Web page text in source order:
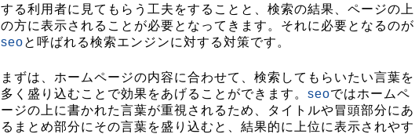
する利用者に見てもらう工夫をすることと、検索の結果、ページの上
の方に表示されることが必要となってきます。それに必要となるのが
seoと呼ばれる検索エンジンに対する対策です。
まずは、ホームページの内容に合わせて、検索してもらいたい言葉を
多く盛り込むことで効果をあげることができます。 seoではホームペ
ージの上に書かれた言葉が重視されるため、タイトルや冒頭部分にあ
るまとめ部分にその言葉を盛り込むと、結果的に上位に表示されやす